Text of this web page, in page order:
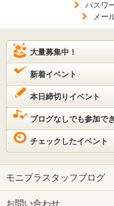
パスワ
メー
大量募集中！
新着イベント
本日締切りイベント
ブログなしでも参加で
チェックしたイベント
モニプラスタッフブログ
お問い合わせ